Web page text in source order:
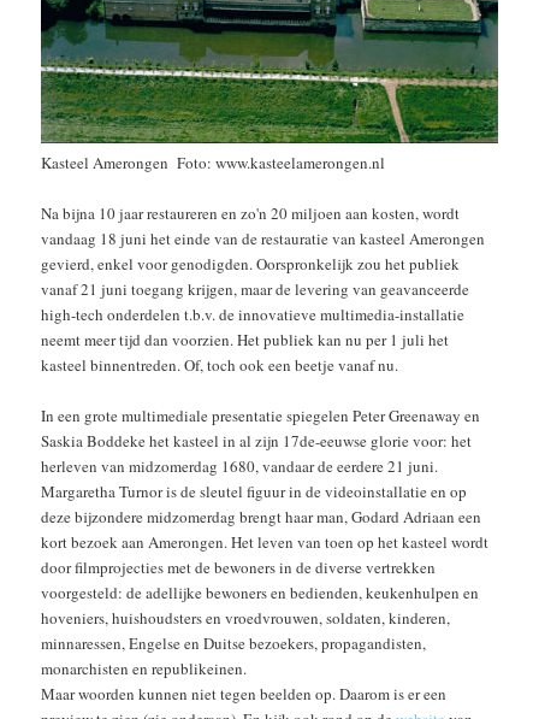
Kasteel Amerongen Foto: www.kasteelamerongen.nl
Na bijna 10 jaar restaureren en zo'n 20 miljoen aan kosten, wordt
vandaag 18 juni het einde van de restauratie van kasteel Amerongen
gevierd, enkel voor genodigden. Oorspronkelijk zou het publiek
vanaf 21 juni toegang krijgen, maar de levering van geavanceerde
high-tech onderdelen t.b.v. de innovatieve multimedia-installatie
neemt meer tijd dan voorzien. Het publiek kan nu per 1 juli het
kasteel binnentreden. Of, toch ook een beetje vanaf nu.
In een grote multimediale presentatie spiegelen Peter Greenaway en
Saskia Boddeke het kasteel in al zijn 17de-eeuwse glorie voor: het
herleven van midzomerdag 1680, vandaar de eerdere 21 juni.
Margaretha Turnor is de sleutel figuur in de videoinstallatie en op
deze bijzondere midzomerdag brengt haar man, Godard Adriaan een
kort bezoek aan Amerongen. Het leven van toen op het kasteel wordt
door filmprojecties met de bewoners in de diverse vertrekken
voorgesteld: de adellijke bewoners en bedienden, keukenhulpen en
hoveniers, huishoudsters en vroedvrouwen, soldaten, kinderen,
minnaressen, Engelse en Duitse bezoekers, propagandisten,
monarchisten en republikeinen.
Maar woorden kunnen niet tegen beelden op. Daarom is er een